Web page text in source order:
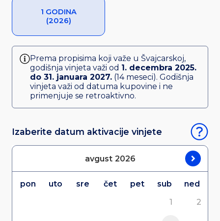
1 GODINA
(2026)
Prema propisima koji važe u Švajcarskoj,
godišnja vinjeta važi od 1. decembra 2025.
do 31. januara 2027. (14 meseci). Godišnja
vinjeta važi od datuma kupovine i ne
primenjuje se retroaktivno.
Izaberite datum aktivacije vinjete
avgust 2026
pon uto sre čet pet sub
ned
1
2